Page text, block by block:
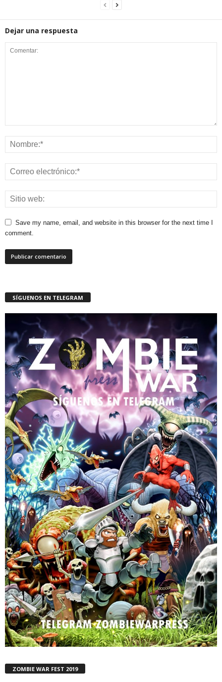
Dejar una respuesta
Save my name, email, and website in this browser for the next time I
comment.
SÍGUENOS EN TELEGRAM
ZOMBIE WAR FEST 2019